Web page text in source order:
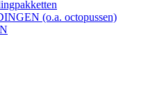
(o.a. octopussen)